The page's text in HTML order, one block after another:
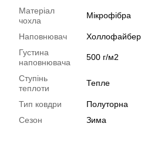
Матеріал
чохла
Мікрофібра
Наповнювач
Холлофайбер
Густина
наповнювача
500 г/м2
Ступінь
теплоти
Тепле
Тип ковдри
Полуторна
Сезон
Зима